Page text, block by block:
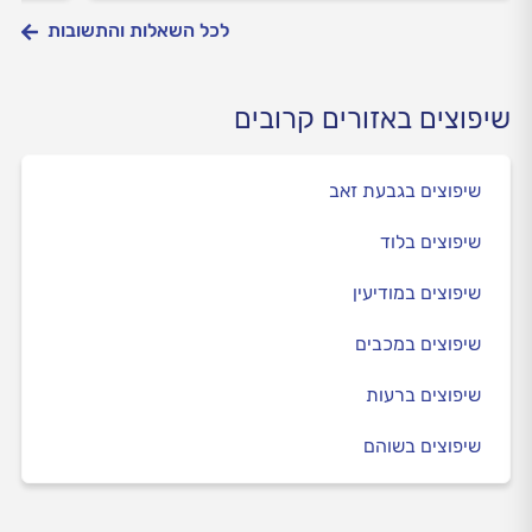
לכל השאלות והתשובות
שיפוצים באזורים קרובים
שיפוצים בגבעת זאב
שיפוצים בלוד
שיפוצים במודיעין
שיפוצים במכבים
שיפוצים ברעות
שיפוצים בשוהם